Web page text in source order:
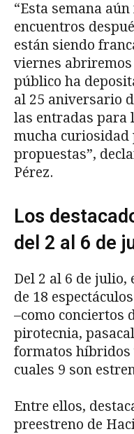
“Esta semana
encuentros
están siendo
viernes
público ha
al 25 aniversario
las entradas para
mucha curiosidad
propuestas”,
Pérez.
Los
del 2 al 6 de
Del 2 al 6 de
de 18
–como conciertos
pirotecnia,
formatos híbridos
cuales 9 son
Entre ellos,
preestreno de